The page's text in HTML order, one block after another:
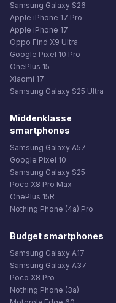
Samsung Galaxy S26
Apple iPhone 17 Pro
Apple iPhone 17
Oppo Find X9 Ultra
Google Pixel 10 Pro
OnePlus 15
Xiaomi 17
Samsung Galaxy S25 Ultra
Middenklasse
smartphones
Samsung Galaxy A57
Google Pixel 10
Samsung Galaxy S25
Poco X8 Pro Max
OnePlus 15R
Nothing Phone (4a) Pro
Budget smartphones
Samsung Galaxy A17
Samsung Galaxy A37
Poco X8 Pro
Nothing Phone (3a)